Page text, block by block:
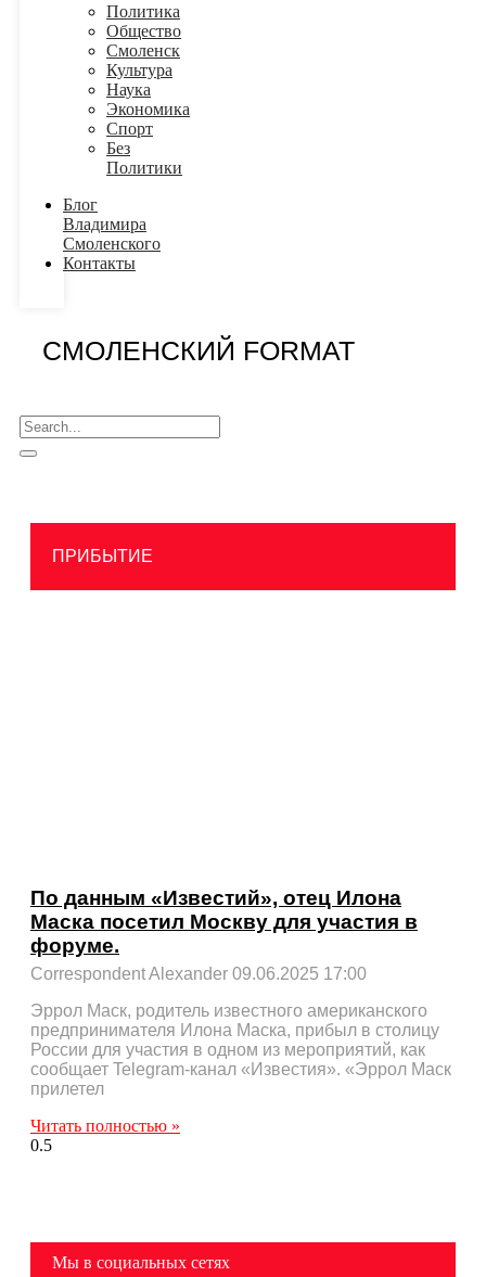
Политика
Общество
Смоленск
Культура
Наука
Экономика
Спорт
Без
Политики
Блог
Владимира
Смоленского
Контакты
СМОЛЕНСКИЙ FORMAT
ПРИБЫТИЕ
По данным «Известий», отец Илона
Маска посетил Москву для участия в
форуме.
Correspondent Alexander 09.06.2025 17:00
Эррол Маск, родитель известного американского
предпринимателя Илона Маска, прибыл в столицу
России для участия в одном из мероприятий, как
сообщает Telegram-канал «Известия». «Эррол Маск
прилетел
Читать полностью »
Мы в социальных сетях